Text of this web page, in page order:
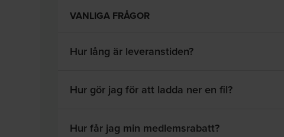
VANLIGA FRÅGOR
Hur lång är leveranstiden?
Hur gör jag för att ladda ner en fil?
Hur får jag min medlemsrabatt?